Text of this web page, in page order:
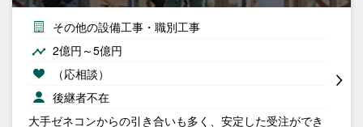
その他の設備工事・職別工事
2億円～5億円
（応相談）
後継者不在
大手ゼネコンからの引き合いも多く、安定した受注ができ